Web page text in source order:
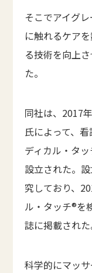
そこでアイグ
に触れるケア
る技術を向上
た。
同社は、2017
氏によって、
ディカル・タ
設立された。
究しており、
ル・タッチ®を
誌に掲載された
科学的にマッ